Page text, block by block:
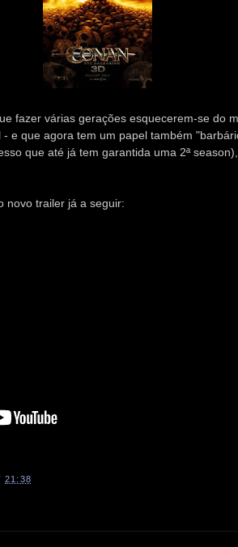
fazer várias gerações esquecerem-se do
- e que agora tem um papel também
que até já tem garantida uma 2ª
novo trailer já a seguir:
21:38